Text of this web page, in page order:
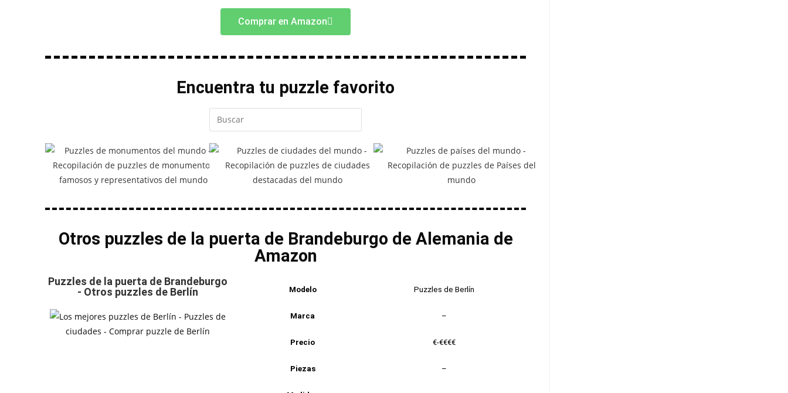
Comprar en Amazon
Encuentra tu puzzle favorito
Otros puzzles de la puerta de Brandeburgo de Alemania de
Amazon
Puzzles de la puerta de Brandeburgo
- Otros puzzles de Berlín
Modelo Puzzles de Berlín
Marca –
Precio €-€€€€
Piezas –